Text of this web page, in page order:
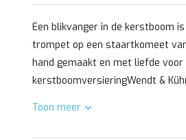
Een blikvanger in de kerstboom
trompet op een staartkomeet
hand gemaakt en met liefde voor
kerstboomversieringWendt &
Toon meer